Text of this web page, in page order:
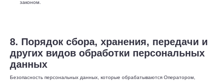
законом.
8. Порядок сбора, хранения, передачи и
других видов обработки персональных
данных
Безопасность персональных данных, которые обрабатываются Оператором,